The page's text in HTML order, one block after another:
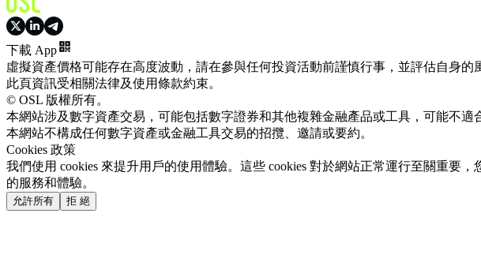
下載 App
虛擬資產價格可能存在高度波動，請在參與任何投資活動前謹慎行事，並評估自身的
此頁資訊受相關法律及使用條款約束。
© OSL 版權所有。
本網站涉及數字資產交易，可能包括數字證券和其他複雜金融產品或工具，可能不適
本網站不構成任何數字資產或金融工具交易的招攬、邀請或要約。
Cookies 政策
我們使用 cookies 來提升用戶的使用體驗。這些 cookies 對於網站正常運行至關重要
的服務和體驗。
允許所有 拒 絕